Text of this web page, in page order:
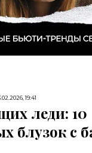
19:41
леди: 10
блузок с